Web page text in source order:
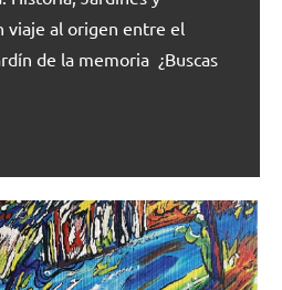
viaje al origen entre el
de la memoria ¿Buscas